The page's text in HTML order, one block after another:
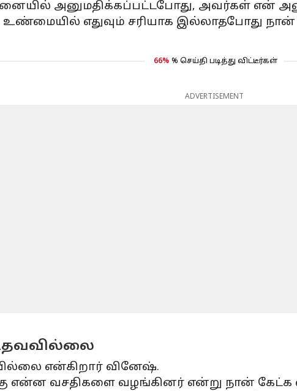
அனுமதிக்கப்பட்டபோது, ​​அவர்கள் என்
எதுவும் சரியாக இல்லாதபோது
66% % செய்தி படித்து விட்டீர்கள்
ADVERTISEMENT
என்கிறார் வினேஷ்.
வசதிகளை வழங்கினர் என்று நான் கேட்க